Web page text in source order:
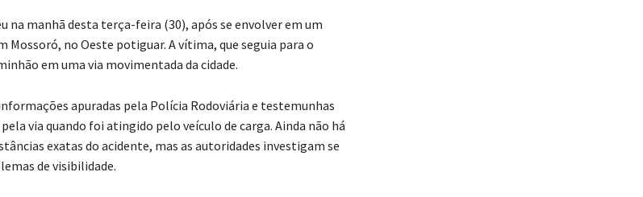
na manhã desta terça-feira (30), após se envolver em um
Mossoró, no Oeste potiguar. A vítima, que seguia para o
em uma via movimentada da cidade.
apuradas pela Polícia Rodoviária e testemunhas
via quando foi atingido pelo veículo de carga. Ainda não há
exatas do acidente, mas as autoridades investigam se
de visibilidade.